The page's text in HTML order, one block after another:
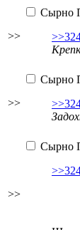
>>
Сырно
>>
Сырно
>>
Сырно